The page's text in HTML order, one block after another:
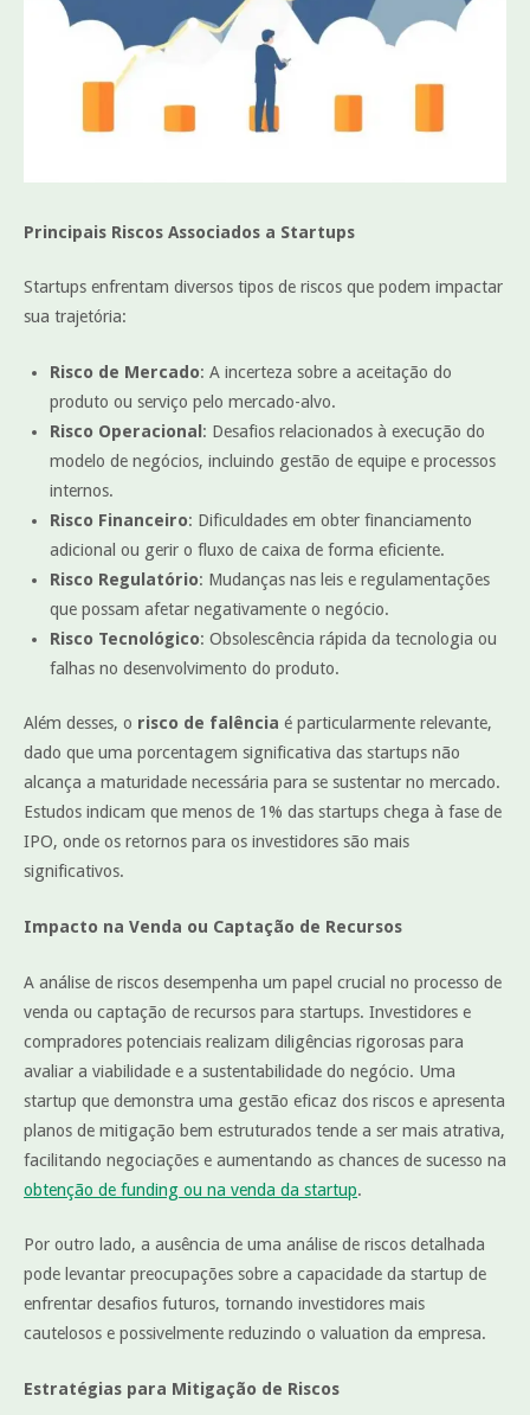
Principais Riscos Associados a Startups
Startups enfrentam diversos tipos de riscos que podem impactar
sua trajetória:
Risco de Mercado: A incerteza sobre a aceitação do
produto ou serviço pelo mercado-alvo.
Risco Operacional : Desafios relacionados à execução do
modelo de negócios, incluindo gestão de equipe e processos
internos.
Risco Financeiro: Dificuldades em obter financiamento
adicional ou gerir o fluxo de caixa de forma eficiente.
Risco Regulatório: Mudanças nas leis e regulamentações
que possam afetar negativamente o negócio.
Risco Tecnológico: Obsolescência rápida da tecnologia ou
falhas no desenvolvimento do produto.
Além desses, o risco de falência é particularmente relevante,
dado que uma porcentagem significativa das startups não
alcança a maturidade necessária para se sustentar no mercado.
Estudos indicam que menos de 1% das startups chega à fase de
IPO, onde os retornos para os investidores são mais
significativos.
Impacto na Venda ou Captação de Recursos
A análise de riscos desempenha um papel crucial no processo de
venda ou captação de recursos para startups. Investidores e
compradores potenciais realizam diligências rigorosas para
avaliar a viabilidade e a sustentabilidade do negócio. Uma
startup que demonstra uma gestão eficaz dos riscos e apresenta
planos de mitigação bem estruturados tende a ser mais atrativa,
facilitando negociações e aumentando as chances de sucesso na
obtenção de funding ou na venda da startup.
Por outro lado, a ausência de uma análise de riscos detalhada
pode levantar preocupações sobre a capacidade da startup de
enfrentar desafios futuros, tornando investidores mais
cautelosos e possivelmente reduzindo o valuation da empresa.
Estratégias para Mitigação de Riscos